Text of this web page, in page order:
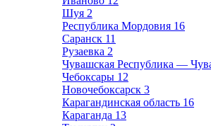
Шуя 2
Республика Мордовия 16
Саранск 11
Рузаевка 2
Чувашская Республика —
Чебоксары 12
Новочебоксарск 3
Карагандинская область 16
Караганда 13